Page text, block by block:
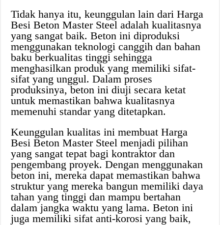
Tidak hanya itu, keunggulan lain dari Harga
Besi Beton Master Steel adalah kualitasnya
yang sangat baik. Beton ini diproduksi
menggunakan teknologi canggih dan bahan
baku berkualitas tinggi sehingga
menghasilkan produk yang memiliki sifat-
sifat yang unggul. Dalam proses
produksinya, beton ini diuji secara ketat
untuk memastikan bahwa kualitasnya
memenuhi standar yang ditetapkan.
Keunggulan kualitas ini membuat Harga
Besi Beton Master Steel menjadi pilihan
yang sangat tepat bagi kontraktor dan
pengembang proyek. Dengan menggunakan
beton ini, mereka dapat memastikan bahwa
struktur yang mereka bangun memiliki daya
tahan yang tinggi dan mampu bertahan
dalam jangka waktu yang lama. Beton ini
juga memiliki sifat anti-korosi yang baik,